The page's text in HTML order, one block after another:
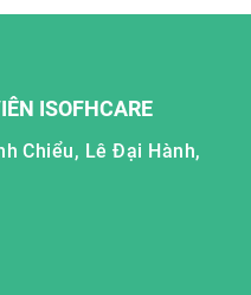
ISOFHCARE
Chiểu, Lê Đại Hành,